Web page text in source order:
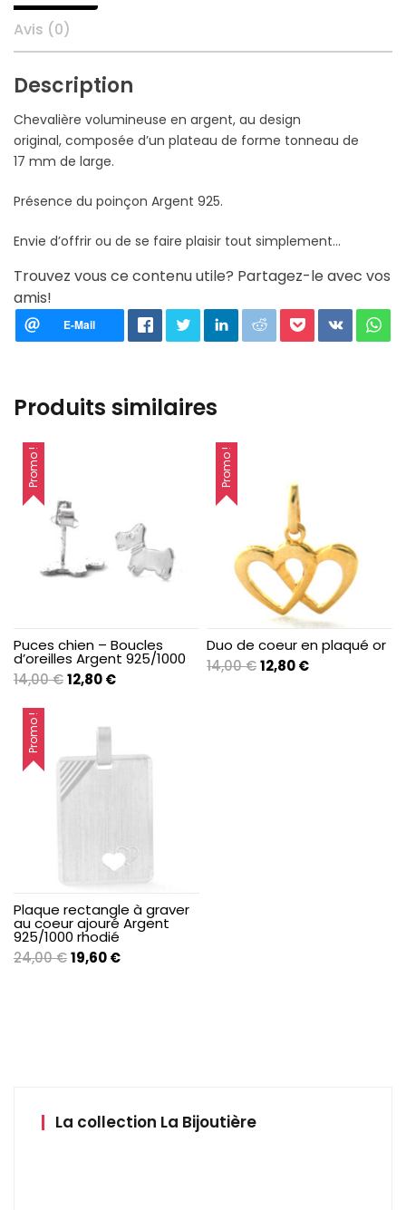
Avis (0)
Description
Chevalière volumineuse en argent, au design
original, composée d’un plateau de forme tonneau de
17 mm de large.
Présence du poinçon Argent 925.
Envie d’offrir ou de se faire plaisir tout simplement…
Trouvez vous ce contenu utile? Partagez-le avec vos
amis!
Produits similaires
Promo !
Puces chien – Boucles
d’oreilles Argent 925/1000
14,00€Le
était :
14,00 €.
12,80€Le
12,80 €.
Promo !
Duo de coeur en plaqué or
14,00€Le
12,80€Le
Promo !
Plaque rectangle à graver
au coeur ajouré Argent
925/1000 rhodié
24,00€Le
19,60€Le
La collection La Bijoutière